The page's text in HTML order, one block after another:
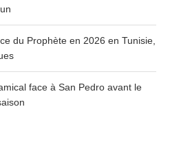
du Prophète en 2026 en Tunisie,
face à San Pedro avant le